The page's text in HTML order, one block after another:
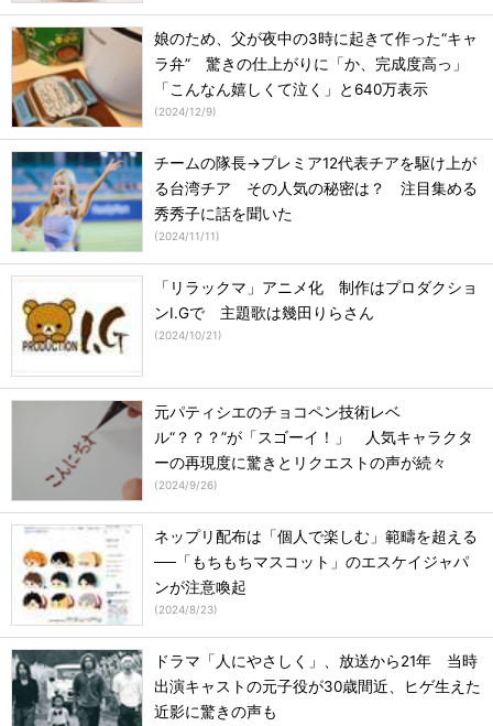
娘のため、父が夜中の3時に起きて作った“キャ
ラ弁” 驚きの仕上がりに「か、完成度高っ」
「こんなん嬉しくて泣く」と640万表示
(2024/12/9)
チームの隊長→プレミア12代表チアを駆け上が
る台湾チア その人気の秘密は？ 注目集める
秀秀子に話を聞いた
(2024/11/11)
「リラックマ」アニメ化 制作はプロダクショ
ンI.Gで 主題歌は幾田りらさん
(2024/10/21)
元パティシエのチョコペン技術レベ
ル“？？？”が「スゴーイ！」 人気キャラクタ
ーの再現度に驚きとリクエストの声が続々
(2024/9/26)
ネップリ配布は「個人で楽しむ」範疇を超える
──「もちもちマスコット」のエスケイジャパ
ンが注意喚起
(2024/8/23)
ドラマ「人にやさしく」、放送から21年 当時
出演キャストの元子役が30歳間近、ヒゲ生えた
近影に驚きの声も